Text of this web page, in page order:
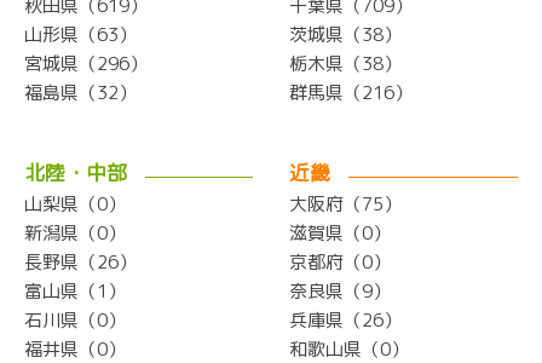
山形県（63）
宮城県（296）
福島県（32）
茨城県（38）
栃木県（38）
群馬県（216）
北陸・中部
山梨県（0）
新潟県（0）
長野県（26）
富山県（1）
石川県（0）
福井県（0）
近畿
大阪府（75）
滋賀県（0）
京都府（0）
奈良県（9）
兵庫県（26）
和歌山県（0）